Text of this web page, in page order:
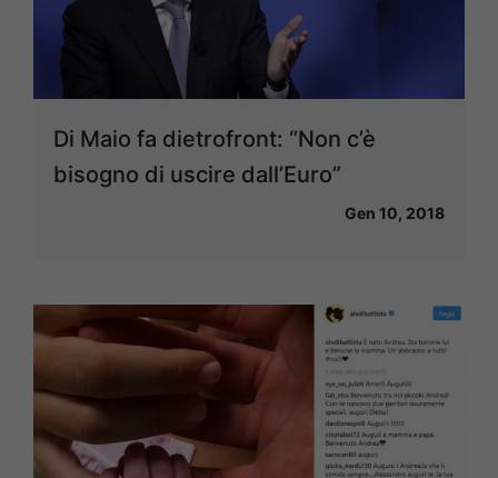
Di Maio fa dietrofront: “Non c’è
bisogno di uscire dall’Euro”
Gen 10, 2018